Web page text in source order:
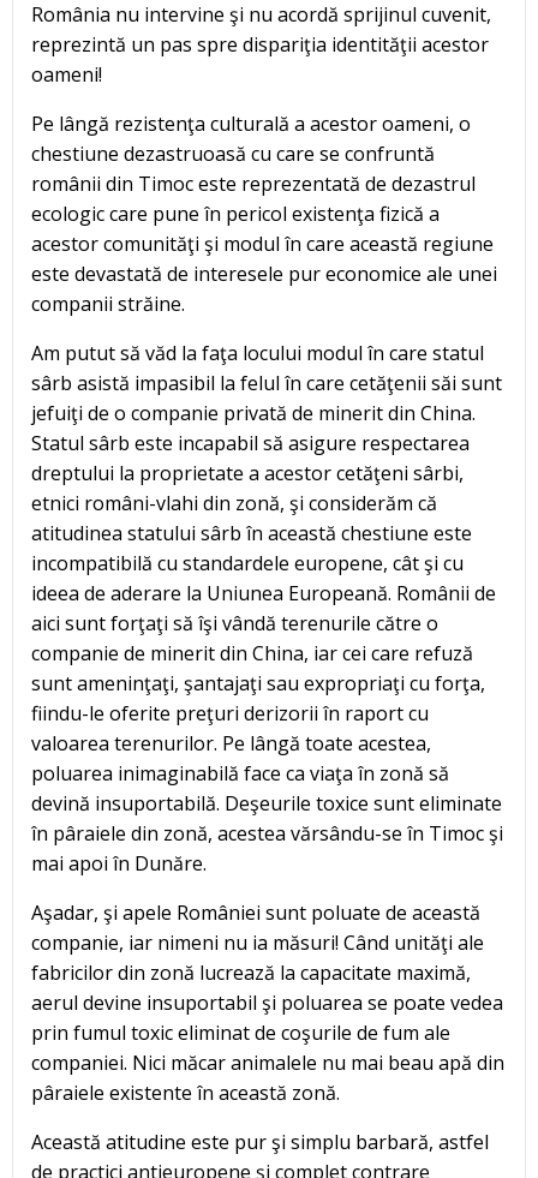
România nu intervine şi nu acordă sprijinul cuvenit,
reprezintă un pas spre dispariţia identităţii acestor
oameni!
Pe lângă rezistenţa culturală a acestor oameni, o
chestiune dezastruoasă cu care se confruntă
românii din Timoc este reprezentată de dezastrul
ecologic care pune în pericol existenţa fizică a
acestor comunităţi şi modul în care această regiune
este devastată de interesele pur economice ale unei
companii străine.
Am putut să văd la faţa locului modul în care statul
sârb asistă impasibil la felul în care cetăţenii săi sunt
jefuiţi de o companie privată de minerit din China.
Statul sârb este incapabil să asigure respectarea
dreptului la proprietate a acestor cetăţeni sârbi,
etnici români-vlahi din zonă, şi considerăm că
atitudinea statului sârb în această chestiune este
incompatibilă cu standardele europene, cât şi cu
ideea de aderare la Uniunea Europeană. Românii de
aici sunt forţaţi să îşi vândă terenurile către o
companie de minerit din China, iar cei care refuză
sunt ameninţaţi, şantajaţi sau expropriaţi cu forţa,
fiindu-le oferite preţuri derizorii în raport cu
valoarea terenurilor. Pe lângă toate acestea,
poluarea inimaginabilă face ca viaţa în zonă să
devină insuportabilă. Deşeurile toxice sunt eliminate
în pâraiele din zonă, acestea vărsându-se în Timoc şi
mai apoi în Dunăre.
Aşadar, şi apele României sunt poluate de această
companie, iar nimeni nu ia măsuri! Când unităţi ale
fabricilor din zonă lucrează la capacitate maximă,
aerul devine insuportabil şi poluarea se poate vedea
prin fumul toxic eliminat de coşurile de fum ale
companiei. Nici măcar animalele nu mai beau apă din
pâraiele existente în această zonă.
Această atitudine este pur şi simplu barbară, astfel
de practici antieuropene şi complet contrare